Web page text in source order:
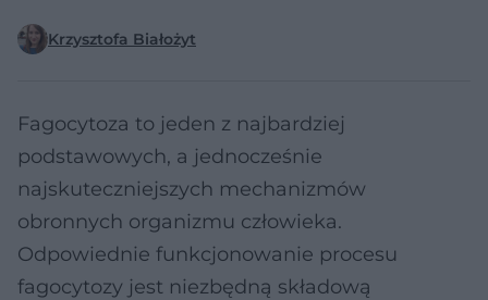
Krzysztofa Białożyt
Fagocytoza to jeden z najbardziej
podstawowych, a jednocześnie
najskuteczniejszych mechanizmów
obronnych organizmu człowieka.
Odpowiednie funkcjonowanie procesu
fagocytozy jest niezbędną składową